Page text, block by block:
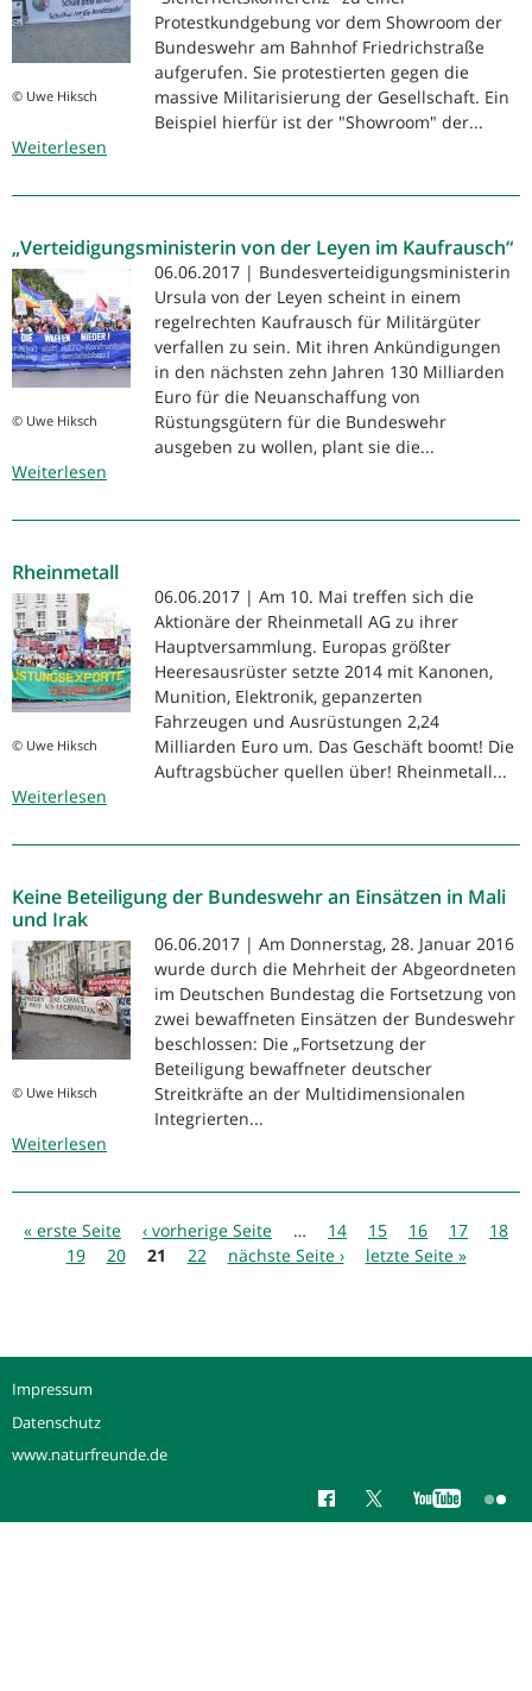
ILA!
© Uwe Hiksch
Protestkundgebung vor dem Showroom der
Bundeswehr am Bahnhof Friedrichstraße
aufgerufen. Sie protestierten gegen die
massive Militarisierung der Gesellschaft. Ein
Beispiel hierfür ist der "Showroom" der...
Weiterlesen
Werben
das
Sterben!
„Verteidigungsministerin von der Leyen im Kaufrausch“
© Uwe Hiksch
06.06.2017 | Bundesverteidigungsministerin
Ursula von der Leyen scheint in einem
regelrechten Kaufrausch für Militärgüter
verfallen zu sein. Mit ihren Ankündigungen
in den nächsten zehn Jahren 130 Milliarden
Euro für die Neuanschaffung von
Rüstungsgütern für die Bundeswehr
ausgeben zu wollen, plant sie die...
Weiterlesen
von
Leyen
Kaufrausch“
Rheinmetall
© Uwe Hiksch
06.06.2017 | Am 10. Mai treffen sich die
Aktionäre der Rheinmetall AG zu ihrer
Hauptversammlung. Europas größter
Heeresausrüster setzte 2014 mit Kanonen,
Munition, Elektronik, gepanzerten
Fahrzeugen und Ausrüstungen 2,24
Milliarden Euro um. Das Geschäft boomt! Die
Auftragsbücher quellen über! Rheinmetall...
Weiterlesen
Keine Beteiligung der Bundeswehr an Einsätzen in Mali
und Irak
© Uwe Hiksch
06.06.2017 | Am Donnerstag, 28. Januar 2016
wurde durch die Mehrheit der Abgeordneten
im Deutschen Bundestag die Fortsetzung von
zwei bewaffneten Einsätzen der Bundeswehr
beschlossen: Die „Fortsetzung der
Beteiligung bewaffneter deutscher
Streitkräfte an der Multidimensionalen
Integrierten...
Weiterlesen
Beteiligung
Bundeswehr
an
Seiten
« erste Seite ‹ vorherige Seite … 14 15 16 17
18
19
20 21 22 nächste Seite › letzte Seite »
Impressum
Datenschutz
www.naturfreunde.de